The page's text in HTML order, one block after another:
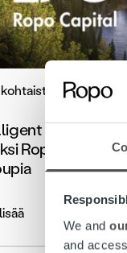
We and
and
Inkasso AB
Ropo Capital